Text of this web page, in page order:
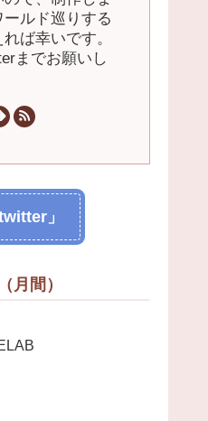
ルド巡りする
ば幸いです。
までお願いし
」
月間）